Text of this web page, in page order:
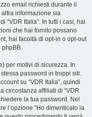
email richiesti durante il
altra informazione sia
“VDR Italia”. In tutti i casi, hai
che hai fornito possano
hai facoltà di opt-in o opt-out
phpBB.
per motivi di sicurezza. In
password in troppi siti.
su “VDR Italia”, quindi
circostanza affiliati di “VDR
la tua password. Nel
l’opzione “Ho dimenticato la